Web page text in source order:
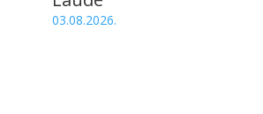
03.08.2026.